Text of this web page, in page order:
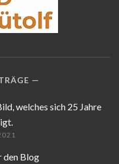
welches sich 25 Jahre
den Blog